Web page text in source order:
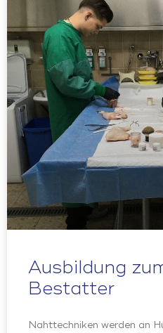
Ausbildung
Bestatter
Nahttechniken werden an